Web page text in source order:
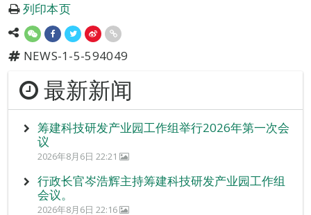
列印本页
NEWS-1-5-594049
最新新闻
筹建科技研发产业园工作组举行2026年第一次会
议
2026年8月6日 22:21
行政长官岑浩辉主持筹建科技研发产业园工作组
会议。
2026年8月6日 22:16